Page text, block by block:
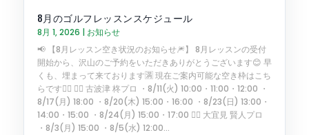
8月のゴルフレッスンスケジュール
8月 1, 2026 | お知らせ
📢 【8月レッスン空き状況のお知らせ🎆】 8月レッスンの受付
開始から、沢山のご予約をいただきありがとうございます😊 早
くも、埋まって来ております🈵 現在ご案内可能な空き枠はこち
らです🏌️‍♂️ 🏌️‍♂️ 古波津 柊プロ ・8/11(火) 10:00・11:00・12:00 ・
8/17(月) 18:00 ・8/20(木) 15:00・16:00 ・8/23(日) 13:00・
14:00・15:00 ・8/24(月) 15:00・17:00 🏌️‍♂️ 大宜見 賢人プロ
・8/3(月) 15:00 ・8/5(水) 12:00...